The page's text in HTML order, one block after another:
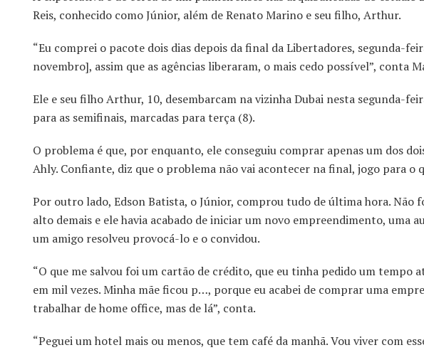
Reis, conhecido como Júnior, além de Renato Marino e seu filho, Arthur.
“Eu comprei o pacote dois dias depois da final da Libertadores, segunda-
novembro], assim que as agências liberaram, o mais cedo possível”, conta
Ele e seu filho Arthur, 10, desembarcam na vizinha Dubai nesta segunda-
para as semifinais, marcadas para terça (8).
O problema é que, por enquanto, ele conseguiu comprar apenas um dos
Ahly. Confiante, diz que o problema não vai acontecer na final, jogo para o
Por outro lado, Edson Batista, o Júnior, comprou tudo de última hora. Não
alto demais e ele havia acabado de iniciar um novo empreendimento, uma
um amigo resolveu provocá-lo e o convidou.
“O que me salvou foi um cartão de crédito, que eu tinha pedido um tempo
em mil vezes. Minha mãe ficou p…, porque eu acabei de comprar uma
trabalhar de home office, mas de lá”, conta.
“Peguei um hotel mais ou menos, que tem café da manhã. Vou viver com